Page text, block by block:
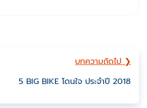
บทความถัดไป ❯
5 BIG BIKE โดนใจ ประจำปี 2018